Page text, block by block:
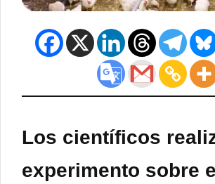
Los científicos
experimento sobre